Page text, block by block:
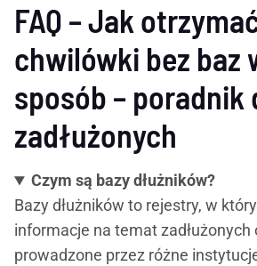
FAQ – Jak
chwilówki bez baz
sposób – poradnik
zadłużonych
Czym są bazy dłużników?
Bazy dłużników to rejestry, w
informacje na temat zadłużonych
prowadzone przez różne